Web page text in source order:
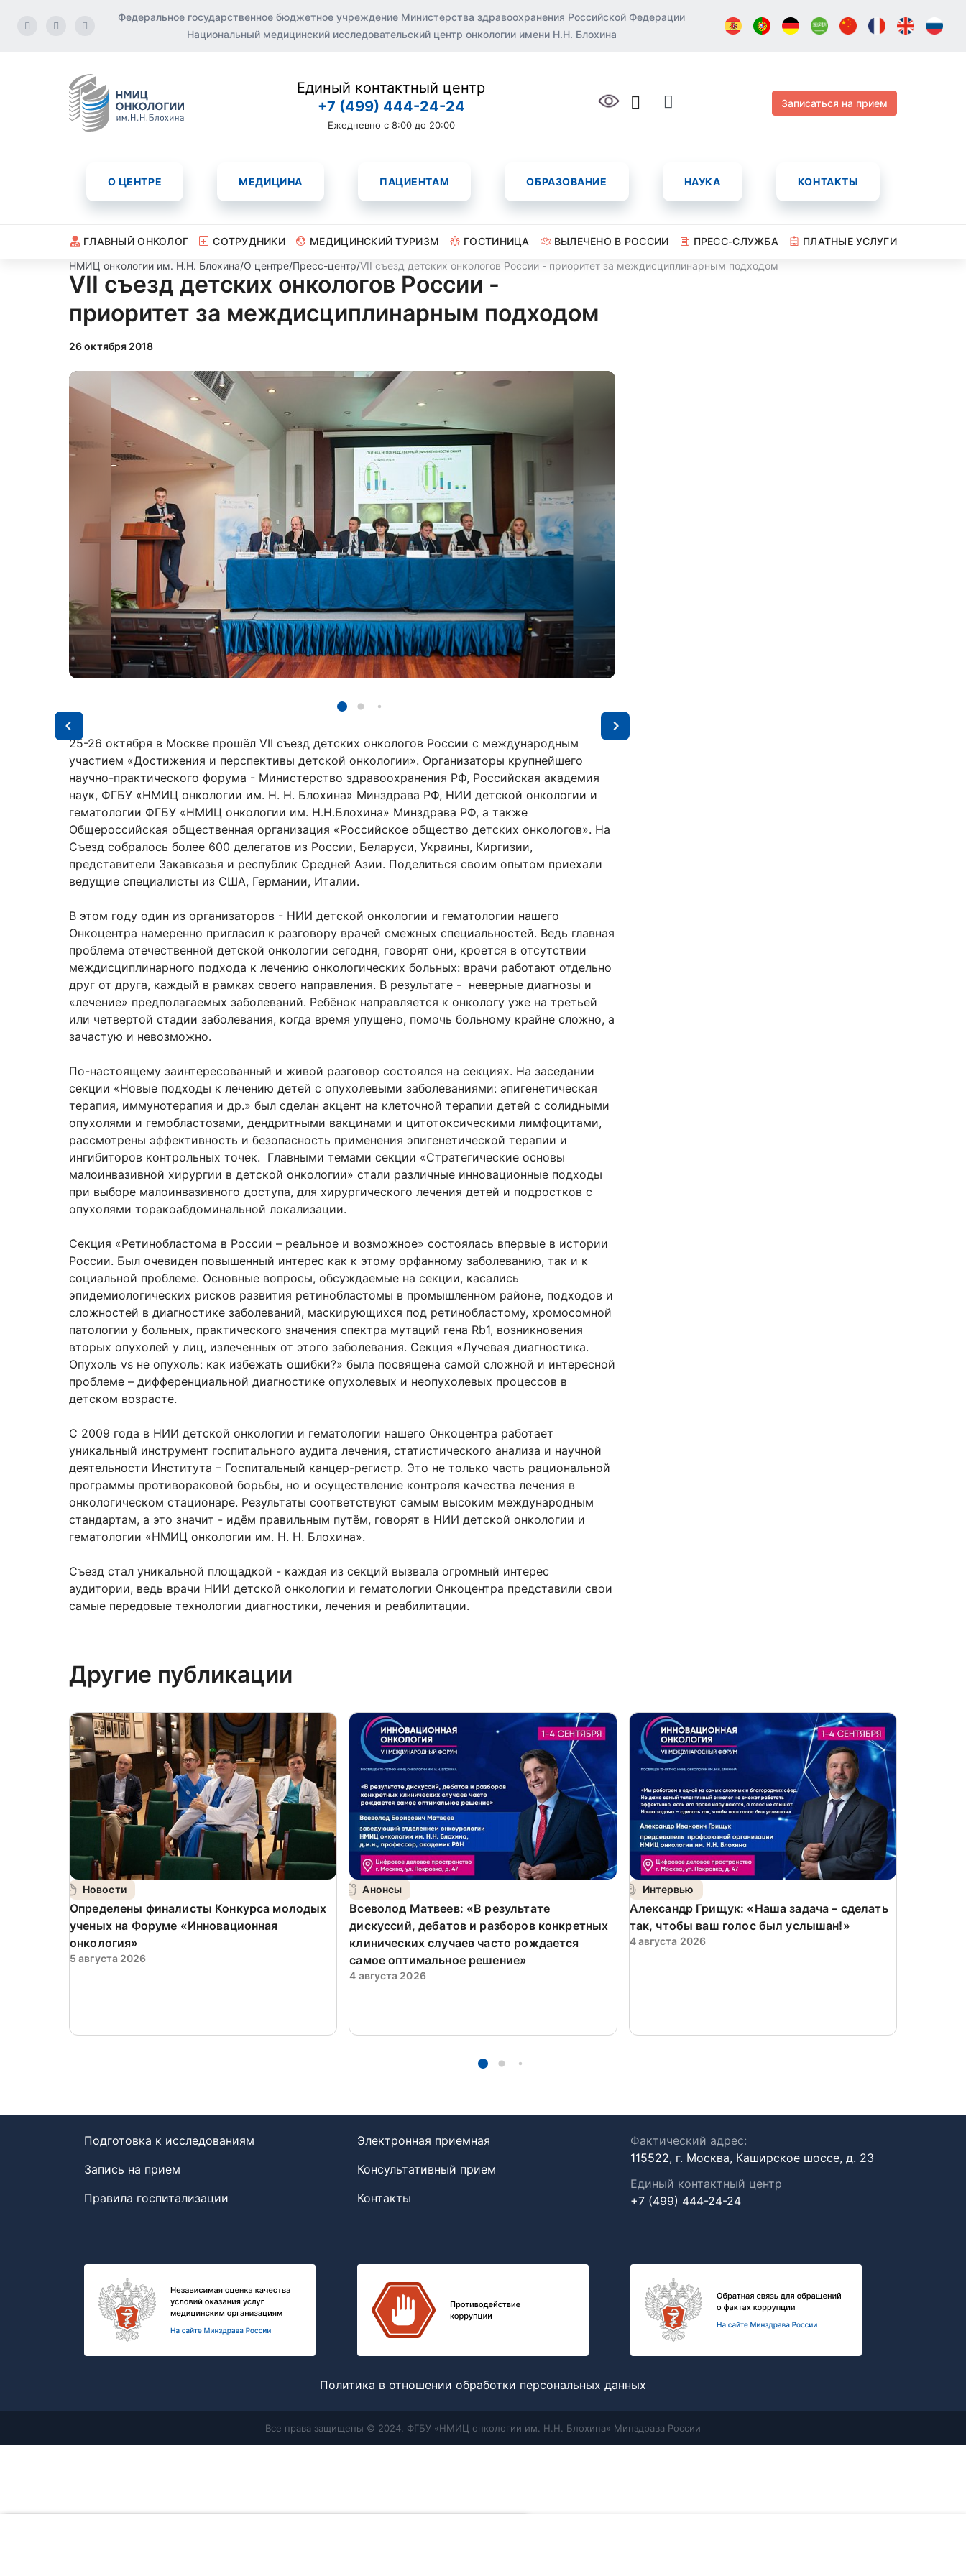
Федеральное государственное бюджетное учреждение Министерства здравоохранения Российской Федерации
Национальный медицинский исследовательский центр онкологии имени Н.Н. Блохина
Единый контактный центр
+7 (499) 444-24-24
Ежедневно с 8:00 до 20:00
Записаться на прием
О ЦЕНТРЕ МЕДИЦИНА ПАЦИЕНТАМ ОБРАЗОВАНИЕ НАУКА КОНТАКТЫ
ГЛАВНЫЙ ОНКОЛОГ СОТРУДНИКИ МЕДИЦИНСКИЙ ТУРИЗМ ГОСТИНИЦА ВЫЛЕЧЕНО В РОССИИ ПРЕСС-СЛУЖБА
ПЛАТНЫЕ УСЛУГИ
НМИЦ онкологии им. Н.Н. Блохина/О центре/Пресс-центр/VII съезд детских онкологов России - приоритет за междисциплинарным подходом
VII съезд детских онкологов России -
приоритет за междисциплинарным подходом
26 октября 2018
25-26 октября в Москве прошёл VII съезд детских онкологов России с международным
участием «Достижения и перспективы детской онкологии». Организаторы крупнейшего
научно-практического форума - Министерство здравоохранения РФ, Российская академия
наук, ФГБУ «НМИЦ онкологии им. Н. Н. Блохина» Минздрава РФ, НИИ детской онкологии и
гематологии ФГБУ «НМИЦ онкологии им. Н.Н.Блохина» Минздрава РФ, а также
Общероссийская общественная организация «Российское общество детских онкологов». На
Съезд собралось более 600 делегатов из России, Беларуси, Украины, Киргизии,
представители Закавказья и республик Средней Азии. Поделиться своим опытом приехали
ведущие специалисты из США, Германии, Италии.
В этом году один из организаторов - НИИ детской онкологии и гематологии нашего
Онкоцентра намеренно пригласил к разговору врачей смежных специальностей. Ведь главная
проблема отечественной детской онкологии сегодня, говорят они, кроется в отсутствии
междисциплинарного подхода к лечению онкологических больных: врачи работают отдельно
друг от друга, каждый в рамках своего направления. В результате - неверные диагнозы и
«лечение» предполагаемых заболеваний. Ребёнок направляется к онкологу уже на третьей
или четвертой стадии заболевания, когда время упущено, помочь больному крайне сложно, а
зачастую и невозможно.
По-настоящему заинтересованный и живой разговор состоялся на секциях. На заседании
секции «Новые подходы к лечению детей с опухолевыми заболеваниями: эпигенетическая
терапия, иммунотерапия и др.» был сделан акцент на клеточной терапии детей с солидными
опухолями и гемобластозами, дендритными вакцинами и цитотоксическими лимфоцитами,
рассмотрены эффективность и безопасность применения эпигенетической терапии и
ингибиторов контрольных точек. Главными темами секции «Стратегические основы
малоинвазивной хирургии в детской онкологии» стали различные инновационные подходы
при выборе малоинвазивного доступа, для хирургического лечения детей и подростков с
опухолями торакоабдоминальной локализации.
Секция «Ретинобластома в России – реальное и возможное» состоялась впервые в истории
России. Был очевиден повышенный интерес как к этому орфанному заболеванию, так и к
социальной проблеме. Основные вопросы, обсуждаемые на секции, касались
эпидемиологических рисков развития ретинобластомы в промышленном районе, подходов и
сложностей в диагностике заболеваний, маскирующихся под ретинобластому, хромосомной
патологии у больных, практического значения спектра мутаций гена Rb1, возникновения
вторых опухолей у лиц, излеченных от этого заболевания. Секция «Лучевая диагностика.
Опухоль vs не опухоль: как избежать ошибки?» была посвящена самой сложной и интересной
проблеме – дифференциальной диагностике опухолевых и неопухолевых процессов в
детском возрасте.
С 2009 года в НИИ детской онкологии и гематологии нашего Онкоцентра работает
уникальный инструмент госпитального аудита лечения, статистического анализа и научной
деятельности Института – Госпитальный канцер-регистр. Это не только часть рациональной
программы противораковой борьбы, но и осуществление контроля качества лечения в
онкологическом стационаре. Результаты соответствуют самым высоким международным
стандартам, а это значит - идём правильным путём, говорят в НИИ детской онкологии и
гематологии «НМИЦ онкологии им. Н. Н. Блохина».
Съезд стал уникальной площадкой - каждая из секций вызвала огромный интерес
аудитории, ведь врачи НИИ детской онкологии и гематологии Онкоцентра представили свои
самые передовые технологии диагностики, лечения и реабилитации.
Другие публикации
Новости
Определены финалисты Конкурса молодых
ученых на Форуме «Инновационная
онкология»
5 августа 2026
Анонсы
Всеволод Матвеев: «В результате
дискуссий, дебатов и разборов конкретных
клинических случаев часто рождается
самое оптимальное решение»
4 августа 2026
Интервью
Александр Грищук: «Наша задача – сделать
так, чтобы ваш голос был услышан!»
4 августа 2026
Подготовка к исследованиям
Запись на прием
Правила госпитализации
Электронная приемная
Консультативный прием
Контакты
Фактический адрес:
115522, г. Москва, Каширское шоссе, д. 23
Единый контактный центр
+7 (499) 444-24-24
Политика в отношении обработки персональных данных
Все права защищены © 2024, ФГБУ «НМИЦ онкологии им. Н.Н. Блохина» Минздрава России